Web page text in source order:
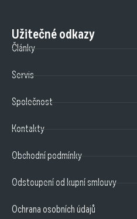
Užitečné odkazy
Články
Servis
Společnost
Kontakty
Obchodní podmínky
Odstoupení od kupní smlouvy
Ochrana osobních údajů